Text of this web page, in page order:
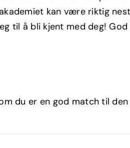
kan være riktig
til å bli kjent med deg! God
du er en god match til